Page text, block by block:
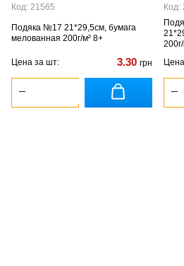
Код: 21565
Подяка №17 21*29,5см, бумага
мелованная 200г/м² 8+
Цена за шт: 3.30 грн
Код: